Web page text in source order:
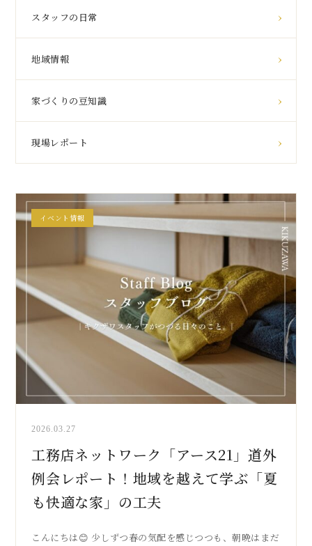
スタッフの日常
地域情報
家づくりの豆知識
現場レポート
イベント情報
2026.03.27
工務店ネットワーク「アース21」道外
例会レポート！地域を越えて学ぶ「夏
も快適な家」の工夫
こんにちは😊 少しずつ春の気配を感じつつも、朝晩はまだ